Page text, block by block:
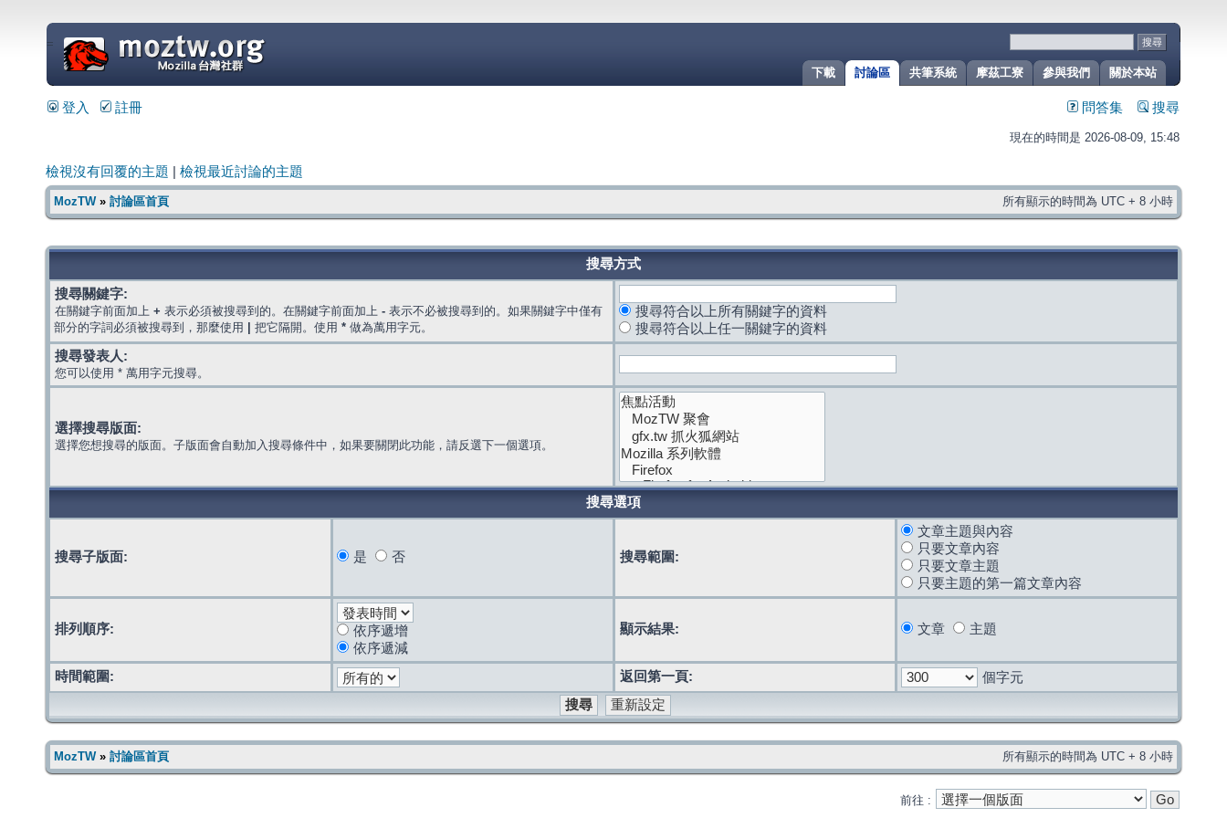
關於本站
參與我們
摩茲工寮
共筆系統
討論區
下載
=
登入 註冊 問答集 搜尋
現在的時間是 2026-08-09, 15:48
檢視沒有回覆的主題 檢視最近討論的主題
MozTW» 討論區首頁 所有顯示的時間為 UTC + 8 小時
搜尋方式
搜尋關鍵字:
在關鍵字前面加上 + 表示必須被搜尋到的。在關鍵字前面加上 - 表示不必被搜尋到的。如果關鍵字中僅有
部分的字詞必須被搜尋到，那麼使用
把它隔開。使用 * 做為萬用字元。
搜尋符合以上所有關鍵字的資料
搜尋符合以上任一關鍵字的資料
搜尋發表人:
您可以使用 * 萬用字元搜尋。
選擇搜尋版面:
選擇您想搜尋的版面。子版面會自動加入搜尋條件中，如果要關閉此功能，請反選下一個選項。
搜尋選項
搜尋子版面: 是 否 搜尋範圍:
文章主題與內容
只要文章內容
只要文章主題
只要主題的第一篇文章內容
排列順序:
依序遞增
依序遞減
顯示結果: 文章 主題
時間範圍: 返回第一頁: 個字元
MozTW» 討論區首頁 所有顯示的時間為 UTC + 8 小時
前往 :